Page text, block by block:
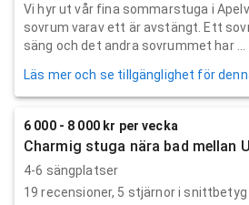
Vi hyr ut vår fina sommarstuga i
sovrum varav ett är avstängt. Ett
säng och det andra sovrummet har ...
Läs mer och se tillgänglighet för
6 000 - 8 000 kr per vecka
Charmig stuga nära bad mellan
4-6 sängplatser
19 recensioner, 5 stjärnor i snittbetyg